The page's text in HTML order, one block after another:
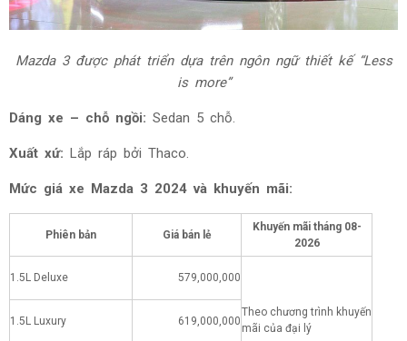
Mazda 3 được phát triển dựa trên ngôn ngữ thiết kế “Less
is more”
Dáng xe – chỗ ngồi: Sedan 5 chỗ.
Xuất xứ: Lắp ráp bởi Thaco.
Mức giá xe Mazda 3 2024 và khuyến mãi:
Phiên bản Giá bán lẻ
Khuyến mãi tháng 08-
2026
1.5L Deluxe 579,000,000
Theo chương trình khuyến
mãi của đại lý
1.5L Luxury 619,000,000